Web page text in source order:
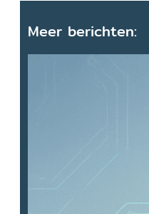
Meer berichten: